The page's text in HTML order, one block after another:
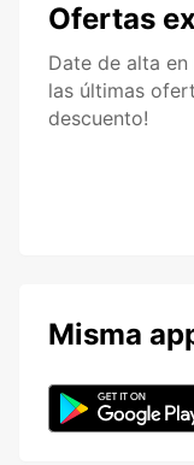
Ofertas
Date de alta
las últimas
descuento!
Misma